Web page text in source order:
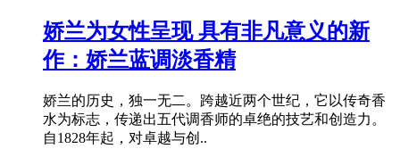
娇兰为女性呈现 具有非凡意义的新
作：娇兰蓝调淡香精
娇兰的历史，独一无二。跨越近两个世纪，它以传奇香
水为标志，传递出五代调香师的卓绝的技艺和创造力。
自1828年起，对卓越与创..